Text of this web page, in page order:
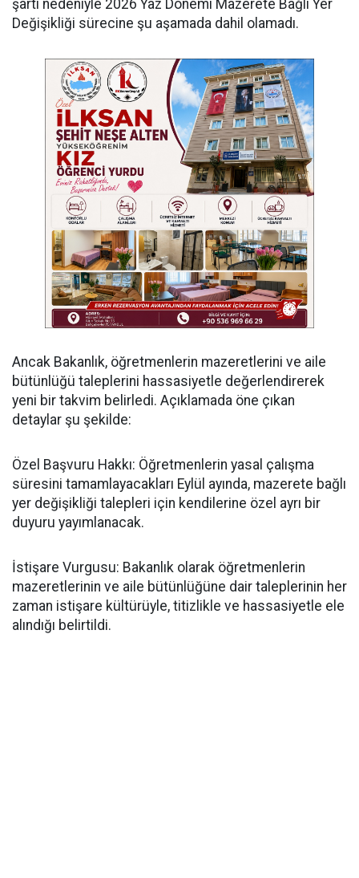
şartı nedeniyle 2026 Yaz Dönemi Mazerete Bağlı Yer
Değişikliği sürecine şu aşamada dahil olamadı.
Ancak Bakanlık, öğretmenlerin mazeretlerini ve aile
bütünlüğü taleplerini hassasiyetle değerlendirerek
yeni bir takvim belirledi. Açıklamada öne çıkan
detaylar şu şekilde:
Özel Başvuru Hakkı: Öğretmenlerin yasal çalışma
süresini tamamlayacakları Eylül ayında, mazerete bağlı
yer değişikliği talepleri için kendilerine özel ayrı bir
duyuru yayımlanacak.
İstişare Vurgusu: Bakanlık olarak öğretmenlerin
mazeretlerinin ve aile bütünlüğüne dair taleplerinin her
zaman istişare kültürüyle, titizlikle ve hassasiyetle ele
alındığı belirtildi.